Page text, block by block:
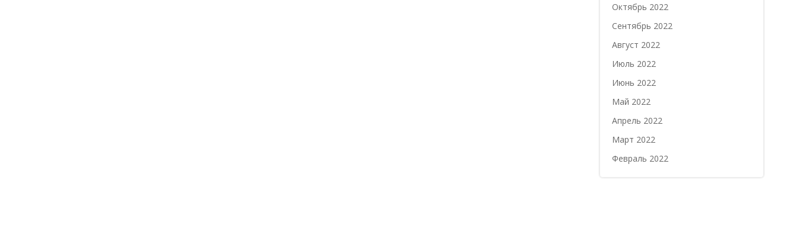
Октябрь 2022
Сентябрь 2022
Август 2022
Июль 2022
Июнь 2022
Май 2022
Апрель 2022
Март 2022
Февраль 2022